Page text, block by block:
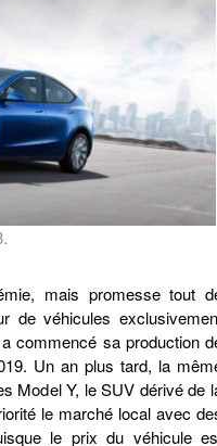
mais promesse tout
de véhicules
commencé sa production
Un an plus tard, la
Model Y, le SUV dérivé de
le marché local avec
le prix du véhicule